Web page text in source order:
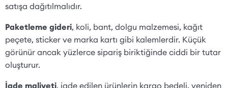
satışa dağıtılmalıdır.
Paketleme gideri, koli, bant, dolgu malzemesi, kağıt
peçete, sticker ve marka kartı gibi kalemlerdir. Küçük
görünür ancak yüzlerce sipariş biriktiğinde ciddi bir tutar
oluşturur.
İade maliyeti, iade edilen ürünlerin kargo bedeli, yeniden